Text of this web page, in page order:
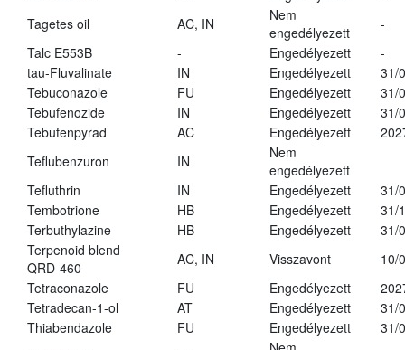
Tagetes oil
AC, IN
Nem
engedélyezett
-
Talc E553B
- Engedélyezett
-
tau-Fluvalinate
IN Engedélyezett
31/
Tebuconazole
FU Engedélyezett
31/
Tebufenozide
IN Engedélyezett
31/
Tebufenpyrad
AC Engedélyezett
Teflubenzuron
IN
Nem
engedélyezett
Tefluthrin
IN Engedélyezett
31/
Tembotrione
HB Engedélyezett
31/
Terbuthylazine
HB Engedélyezett
31/
Terpenoid blend
QRD-460
AC, IN Visszavont
10/
Tetraconazole
FU Engedélyezett
Tetradecan-1-ol
AT Engedélyezett
31/
Thiabendazole
FU Engedélyezett
31/